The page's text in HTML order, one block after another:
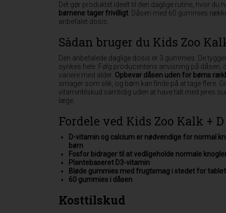
Det gør produktet ideelt til den daglige rutine, hvor du
børnene tager frivilligt. Dåsen med 60 gummies
anbefalet dosis.
Sådan bruger du Kids Zoo
Den anbefalede daglige dosis er 3 gummies. De
synkes hele. Følg producentens anvisning på dåsen,
variere med alder. Opbevar dåsen uden for børns
smager som slik, og børn kan finde på at tage flere.
vitamintilskud samtidig uden at have talt med jeres
læge.
Fordele ved Kids Zoo Kalk + D
D-vitamin og calcium er nødvendige for normal
børn
Fosfor bidrager til at vedligeholde normale
Plantebaseret D3-vitamin
Bløde gummies med frugtsmag i stedet for
60 gummies i dåsen
Kosttilskud